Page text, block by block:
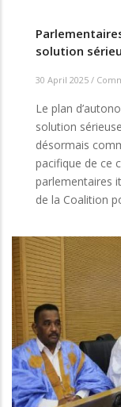
solution
30 April 2025 /
Le plan
solution
désormais
pacifique de ce
parlementaires
de la Coalition